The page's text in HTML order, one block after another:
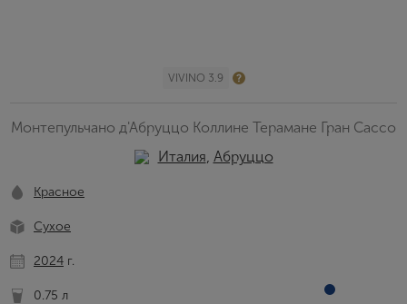
VIVINO 3.9
Монтепульчано д'Абруццо Коллине Терамане Гран Сассо
Италия, Абруццо
Красное
Сухое
2024 г.
0.75 л